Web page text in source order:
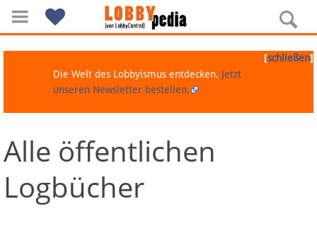
Navigation
Über Lobbypedia
[schließen]
Die Welt des Lobbyismus entdecken. Jetzt
unseren Newsletter bestellen.
Alle öffentlichen
Logbücher